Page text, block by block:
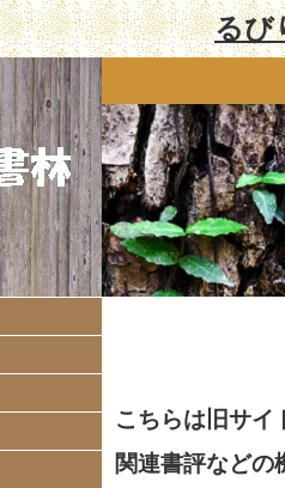
るび
こちらは旧サイ
関連書評などの